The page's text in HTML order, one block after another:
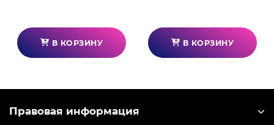
В КОРЗИНУ В КОРЗИНУ
Правовая информация